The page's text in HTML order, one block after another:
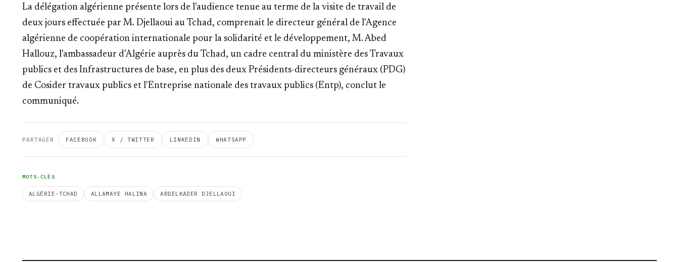
La délégation algérienne présente lors de l'audience tenue au terme de la visite de travail de
deux jours effectuée par M. Djellaoui au Tchad, comprenait le directeur général de l'Agence
algérienne de coopération internationale pour la solidarité et le développement, M. Abed
Hallouz, l'ambassadeur d'Algérie auprès du Tchad, un cadre central du ministère des Travaux
publics et des Infrastructures de base, en plus des deux Présidents-directeurs généraux (PDG)
de Cosider travaux publics et l'Entreprise nationale des travaux publics (Entp), conclut le
communiqué.
PARTAGER FACEBOOK X / TWITTER LINKEDIN WHATSAPP
MOTS-CLÉS
ALGÉRIE-TCHAD ALLAMAYE HALINA ABDELKADER DJELLAOUI